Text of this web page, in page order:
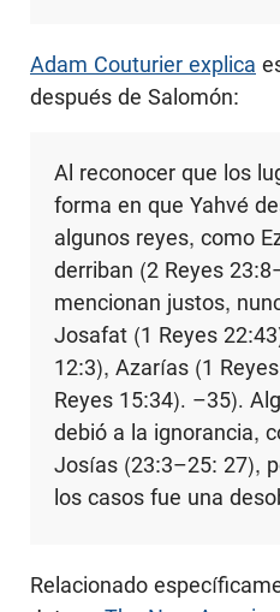
Adam Couturier explica
después de Salomón:
Al reconocer que los
forma en que Yahvé
algunos reyes, como
derriban (2 Reyes
mencionan justos,
Josafat (1 Reyes
12:3), Azarías (1
Reyes 15:34). –35).
debió a la ignorancia,
Josías (23:3–25: 27),
los casos fue una
Relacionado